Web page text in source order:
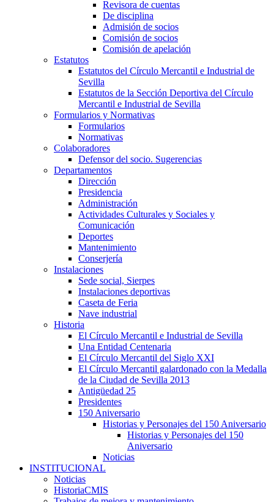
Revisora de cuentas
De disciplina
Admisión de socios
Comisión de socios
Comisión de apelación
Estatutos
Estatutos del Círculo Mercantil e Industrial de
Sevilla
Estatutos de la Sección Deportiva del Círculo
Mercantil e Industrial de Sevilla
Formularios y Normativas
Formularios
Normativas
Colaboradores
Defensor del socio. Sugerencias
Departamentos
Dirección
Presidencia
Administración
Actividades Culturales y Sociales y
Comunicación
Deportes
Mantenimiento
Conserjería
Instalaciones
Sede social, Sierpes
Instalaciones deportivas
Caseta de Feria
Nave industrial
Historia
El Círculo Mercantil e Industrial de Sevilla
Una Entidad Centenaria
El Círculo Mercantil del Siglo XXI
El Círculo Mercantil galardonado con la Medalla
de la Ciudad de Sevilla 2013
Antigüedad 25
Presidentes
150 Aniversario
Historias y Personajes del 150 Aniversario
Historias y Personajes del 150
Aniversario
Noticias
INSTITUCIONAL
Noticias
HistoriaCMIS